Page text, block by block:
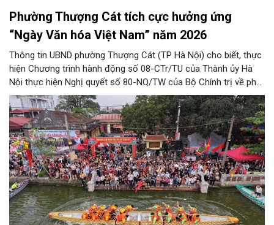
Phường Thượng Cát tích cực hưởng ứng
“Ngày Văn hóa Việt Nam” năm 2026
Thông tin UBND phường Thượng Cát (TP Hà Nội) cho biết, thực
hiện Chương trình hành động số 08-CTr/TU của Thành ủy Hà
Nội thực hiện Nghị quyết số 80-NQ/TW của Bộ Chính trị về phát
triển Văn hóa Việt Nam; Kế hoạch của UBND Thành phố Hà Nội,
phường Thượng Cát tổ chức nhiều hoạt động trong tháng
11/2026 hưởng ứng “Ngày Văn hóa Việt Nam” năm 2026 trên
địa bàn.